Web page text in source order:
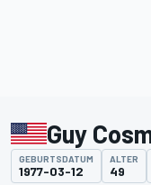
Guy
GEBURTSDATUM
1977-03-12
ALTER
49